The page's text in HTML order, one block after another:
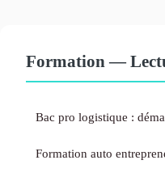
Formation —
Bac pro logistique :
Formation auto